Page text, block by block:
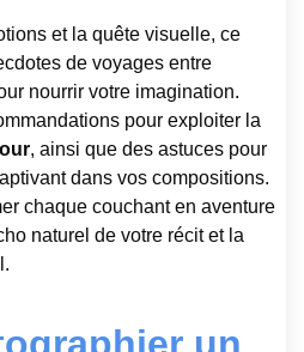
et la quête visuelle, ce
de voyages entre
nourrir votre imagination.
pour exploiter la
, ainsi que des astuces pour
dans vos compositions.
chaque couchant en aventure
naturel de votre récit et la